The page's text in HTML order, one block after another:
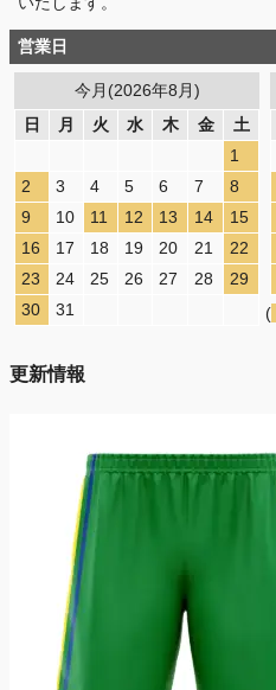
営業日
今月(2026年8月)
日
月 火 水 木 金
土
1
2
3 4 5 6 7
8
9
10 11 12 13 14
15
16
17 18 19 20 21
22
23
24 25 26 27 28
29
30
31
(
更新情報